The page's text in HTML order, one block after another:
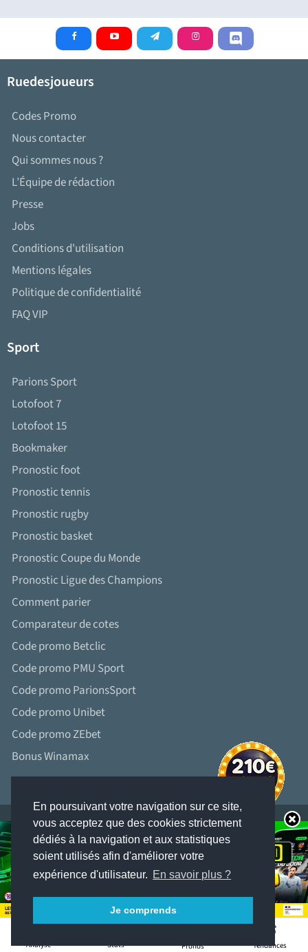
En poursuivant votre navigation sur ce site,
vous acceptez que des cookies strictement
dédiés à la navigation et aux statistiques
soient utilisés afin d'améliorer votre
expérience d'utilisateur. En savoir plus ?
Je comprends
Analyse Stats Pronos Tendances
Ruedesjoueurs
Codes Promo
Nous contacter
Qui sommes nous ?
L’Équipe de rédaction
Presse
Jobs
Conditions d'utilisation
Mentions légales
Politique de confidentialité
FAQ VIP
Sport
Parions Sport
Lotofoot 7
Lotofoot 15
Bookmaker
Pronostic foot
Pronostic tennis
Pronostic rugby
Pronostic basket
Pronostic Coupe du Monde
Pronostic Ligue des Champions
Comment parier
Comparateur de cotes
Code promo Betclic
Code promo PMU Sport
Code promo ParionsSport
Code promo Unibet
Code promo ZEbet
Bonus Winamax
LES JEUX D’ARGENT ET DE HASARD PEUVENT ÊTRE DANGEREUX : PERTES
D’ARGENT, CONFLITS FAMILIAUX, ADDICTION...
RETROUVEZ NOS CONSEILS SUR JOUEURS-INFO-SERVICE. FR (09 74 75 13 13 –
APPEL NON SURTAXÉ).